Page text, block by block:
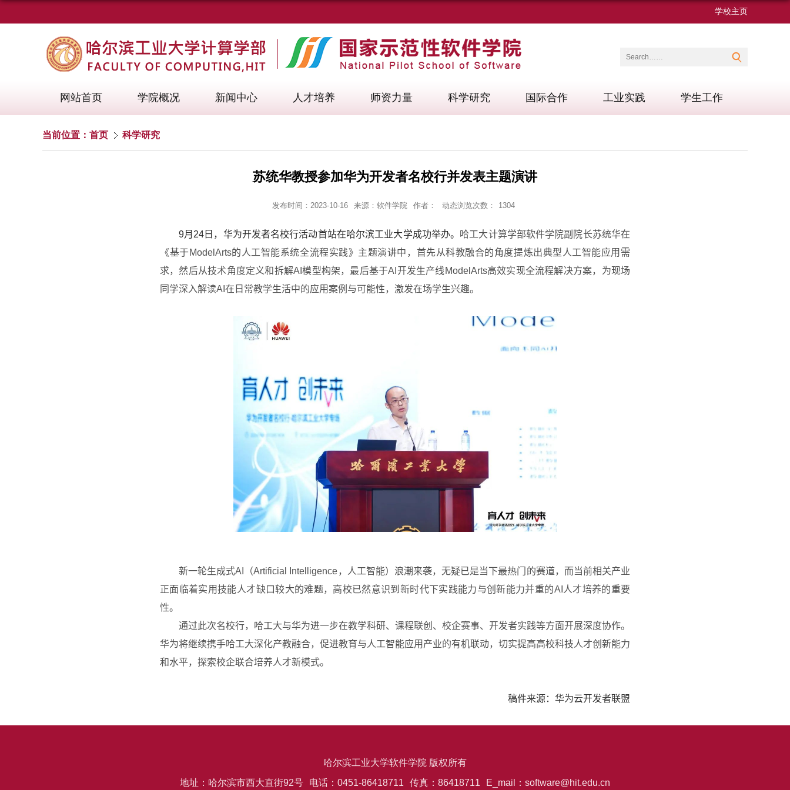
学校主页
网站首页 学院概况 新闻中心 人才培养 师资力量 科学研究 国际合作 工业实践 学生工作
当前位置： 首页 科学研究
苏统华教授参加华为开发者名校行并发表主题演讲
发布时间：2023-10-16 来源：软件学院 作者： 动态浏览次数： 1304
9月 24 日，华为开发者名校行活动首站在哈尔滨工业大学成功举办。 哈工大计算学部软件学院副院长苏统华在
《基于ModelArts的人工智能系统全流程实践》主题演讲中，首先从科教融合的角度提炼出典型人工智能应用需
求，然后从技术角度定义和拆解AI模型构架，最后基于AI 开发生产线 ModelArts高效实现全流程解决方案，为现场
同学深入解读AI 在日常教学生活中的应用案例与可能性，激发在场学生兴趣。
新一轮生成式AI （Artificial Intelligence，人工智能）浪潮来袭，无疑已是当下最热门的赛道，而当前相关产业
正面临着实用技能人才缺口较大的难题，高校已然意识到新时代下实践能力与创新能力并重的AI 人才培养的重要
性。
通过此次名校行，哈工大与华为进一步在教学科研、课程联创、校企赛事、开发者实践等方面开展深度协作。
华为将继续携手哈工大深化产教融合，促进教育与人工智能应用产业的有机联动，切实提高高校科技人才创新能力
和水平，探索校企联合培养人才新模式。
稿件来源：华为云开发者联盟
哈尔滨工业大学软件学院 版权所有
地址：哈尔滨市西大直街92号
电话：0451-86418711 传真：86418711 E_mail：software@hit.edu.cn